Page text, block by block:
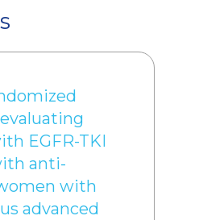
EGFR-TKI
anti-
with
advanced